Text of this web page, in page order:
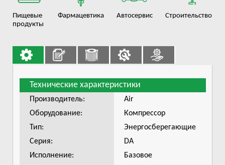
Пищевые
продукты
Фармацевтика Автосервис Строительство
Технические характеристики
Производитель:
Air
Оборудование:
Компрессор
Тип:
Энергосберегающие
Серия:
DA
Исполнение:
Базовое